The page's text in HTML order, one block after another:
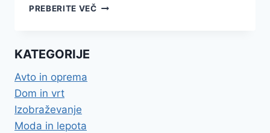
PREBERITE VEČTIPSKI
KATEGORIJE
Avto in oprema
Dom in vrt
Izobraževanje
Moda in lepota